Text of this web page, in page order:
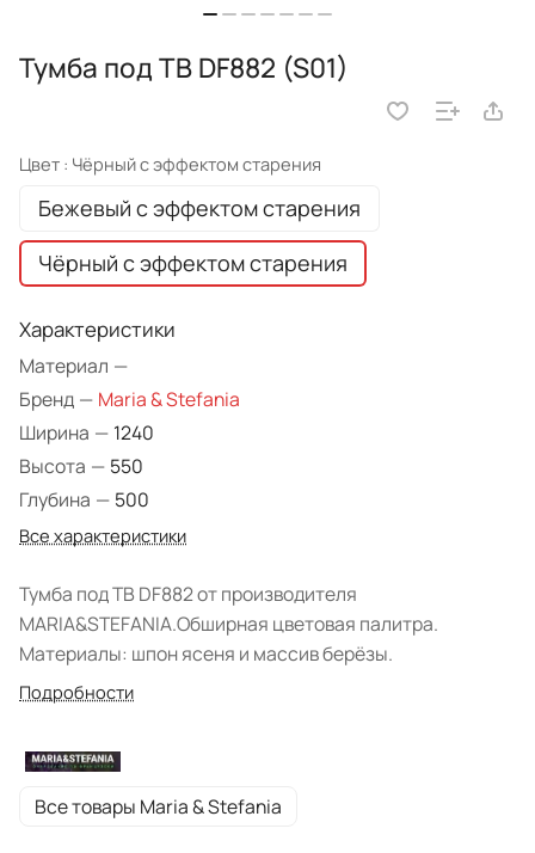
Тумба под TВ DF882 (S01)
Цвет : Чёрный с эффектом старения
Бежевый с эффектом старения
Чёрный с эффектом старения
Характеристики
Материал —
Бренд — Maria & Stefania
Ширина — 1240
Высота — 550
Глубина — 500
Все характеристики
Тумба под TВ DF882 от производителя
MARIA&STEFANIA.Обширная цветовая палитра.
Материалы: шпон ясеня и массив берёзы.
Подробности
Все товары Maria & Stefania